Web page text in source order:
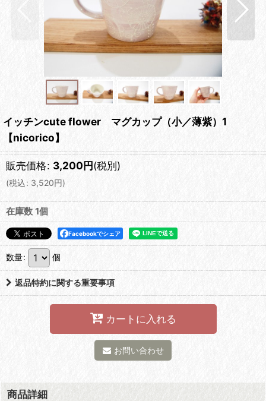
イッチンcute flower マグカップ（小／薄紫）1
【nicorico】
販売価格: 3,200円(税別)
(税込: 3,520円)
在庫数 1個
Facebookでシェア
数量: 個
返品特約に関する重要事項
カートに入れる
お問い合わせ
商品詳細